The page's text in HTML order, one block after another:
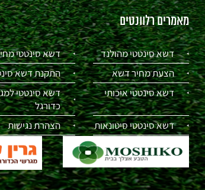
מאמרים רלוונטים
דשא סינטטי מהולנד
דשא סינטטי
הצעת מחיר דשא
התקנת דשא
דשא סינטטי איכותי
דשא סינטטי
כדורגל
דשא סינטטי סיטונאות
הצהרת נגישות